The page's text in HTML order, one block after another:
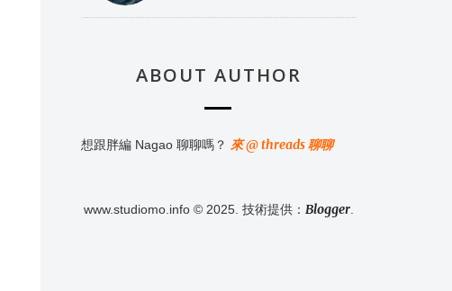
ABOUT AUTHOR
想跟胖編 Nagao 聊聊嗎？ 來 @ threads 聊聊
www.studiomo.info © 2025. 技術提供： Blogger